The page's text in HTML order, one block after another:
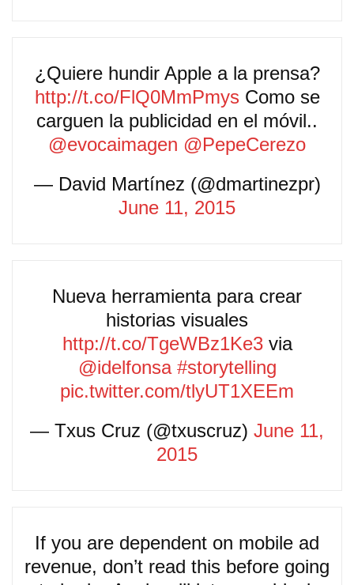
¿Quiere hundir Apple a la prensa?
http://t.co/FlQ0MmPmys Como se
carguen la publicidad en el móvil..
@evocaimagen @PepeCerezo
— David Martínez (@dmartinezpr)
June 11, 2015
Nueva herramienta para crear
historias visuales
http://t.co/TgeWBz1Ke3via
@idelfonsa #storytelling
pic.twitter.com/tlyUT1XEEm
— Txus Cruz (@txuscruz) June 11,
2015
If you are dependent on mobile ad
revenue, don’t read this before going